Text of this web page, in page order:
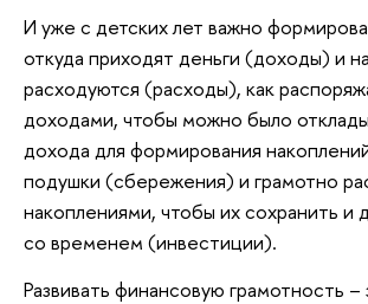
И уже с детских лет важно
откуда приходят деньги (доходы) и
расходуются (расходы), как
доходами, чтобы можно было
дохода для формирования
подушки (сбережения) и грамотно
накоплениями, чтобы их сохранить и
со временем (инвестиции).
Развивать финансовую грамотность –